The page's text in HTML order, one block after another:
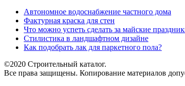
Автономное водоснабжение частного дома
Фактурная краска для стен
Что можно успеть сделать за майские
Стилистика в ландшафтном дизайне
Как подобрать лак для паркетного пола?
©2020 Строительный каталог.
Все права защищены. Копирование материалов